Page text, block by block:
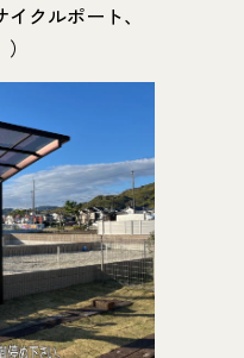
クルポート、